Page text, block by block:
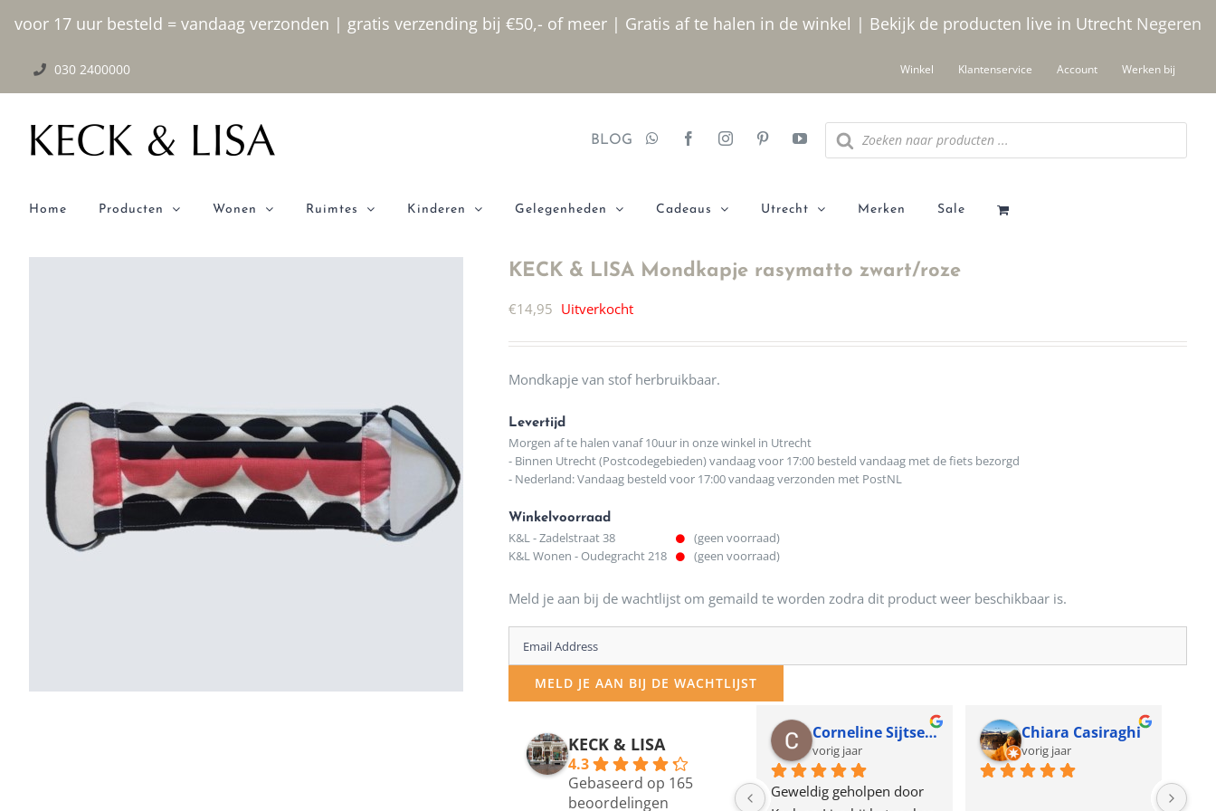
voor 17 uur besteld = vandaag verzonden | gratis verzending bij €50,- of meer | Gratis af te halen in de winkel | Bekijk de producten live in Utrecht Negeren
inhoud
030 2400000 Winkel Klantenservice Account Werken bij
BLOG
Producten
zoeken
Home Producten Wonen Ruimtes Kinderen Gelegenheden Cadeaus Utrecht Merken Sale
KECK & LISA Mondkapje rasymatto zwart/roze
€14,95 Uitverkocht
Mondkapje van stof herbruikbaar.
Levertijd
Morgen af te halen vanaf 10uur in onze winkel in Utrecht
- Binnen Utrecht (Postcodegebieden) vandaag voor 17:00 besteld vandaag met de fiets bezorgd
- Nederland: Vandaag besteld voor 17:00 vandaag verzonden met PostNL
Winkelvoorraad
K&L - Zadelstraat 38
(geen voorraad)
K&L Wonen - Oudegracht 218
(geen voorraad)
Meld je aan bij de wachtlijst om gemaild te worden zodra dit product weer beschikbaar is.
Enter
your
email
MELD JE AAN BIJ DE WACHTLIJST
KECK & LISA
4.3
Gebaseerd op 165
beoordelingen
12 maanden geleden
Waarom in hemelsnaam
Corneline Sijtsema
vorig jaar
Geweldig geholpen door
Chiara Casiraghi
vorig jaar